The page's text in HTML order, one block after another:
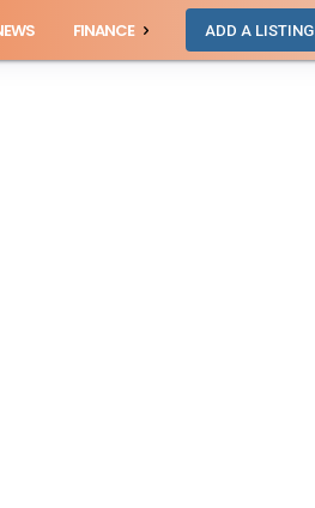
FINANCE ADD A LISTING